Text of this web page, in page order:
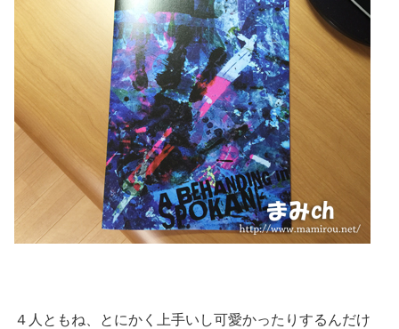
４人ともね、とにかく上手いし可愛かったりするんだけ